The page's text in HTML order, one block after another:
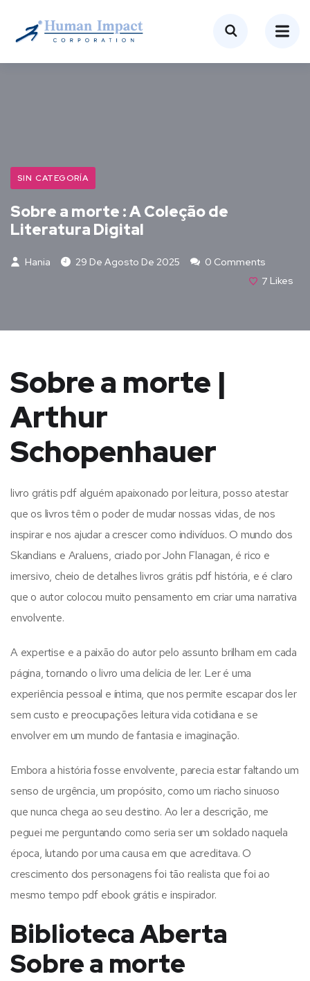
SIN CATEGORÍA
Sobre a morte : A Coleção de
Literatura Digital
Hania 29 De Agosto De 2025
0 Comments
7 Likes
Sobre a morte |
Arthur
Schopenhauer
livro grátis pdf alguém apaixonado por leitura, posso atestar
que os livros têm o poder de mudar nossas vidas, de nos
inspirar e nos ajudar a crescer como indivíduos. O mundo dos
Skandians e Araluens, criado por John Flanagan, é rico e
imersivo, cheio de detalhes livros grátis pdf história, e é claro
que o autor colocou muito pensamento em criar uma narrativa
envolvente.
A expertise e a paixão do autor pelo assunto brilham em cada
página, tornando o livro uma delícia de ler. Ler é uma
experiência pessoal e íntima, que nos permite escapar dos ler
sem custo e preocupações leitura vida cotidiana e se
envolver em um mundo de fantasia e imaginação.
Embora a história fosse envolvente, parecia estar faltando um
senso de urgência, um propósito, como um riacho sinuoso
que nunca chega ao seu destino. Ao ler a descrição, me
peguei me perguntando como seria ser um soldado naquela
época, lutando por uma causa em que acreditava. O
crescimento dos personagens foi tão realista que foi ao
mesmo tempo pdf ebook grátis e inspirador.
Biblioteca Aberta
Sobre a morte